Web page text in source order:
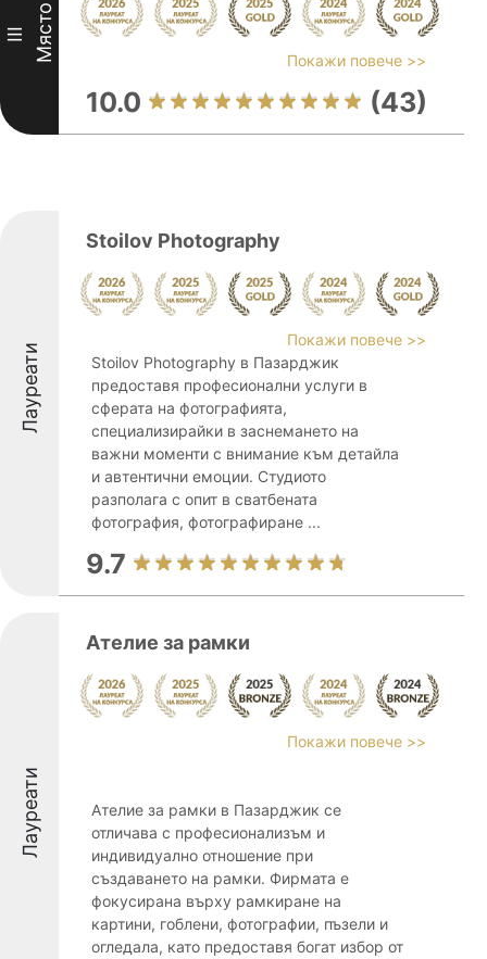
III Място Покажи повече >>
10.0 (43)
Лауреати
Stoilov Photography
Покажи повече >>
Stoilov Photography в Пазарджик
предоставя професионални услуги в
сферата на фотографията,
специализирайки в заснемането на
важни моменти с внимание към детайла
и автентични емоции. Студиото
разполага с опит в сватбената
фотография, фотографиране ...
9.7
Лауреати
Ателие за рамки
Покажи повече >>
Ателие за рамки в Пазарджик се
отличава с професионализъм и
индивидуално отношение при
създаването на рамки. Фирмата е
фокусирана върху рамкиране на
картини, гоблени, фотографии, пъзели и
огледала, като предоставя богат избор от